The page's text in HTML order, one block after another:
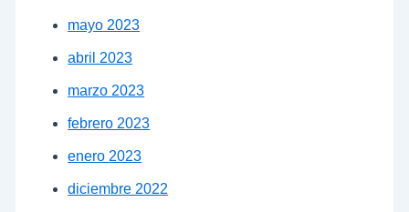
mayo 2023
abril 2023
marzo 2023
febrero 2023
enero 2023
diciembre 2022